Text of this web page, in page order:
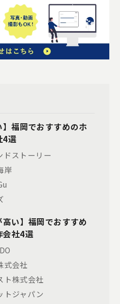
福岡でおすすめのホ
4選
ドストーリー
岸
い】福岡でおすすめ
会社4選
式会社
ト株式会社
トジャパン